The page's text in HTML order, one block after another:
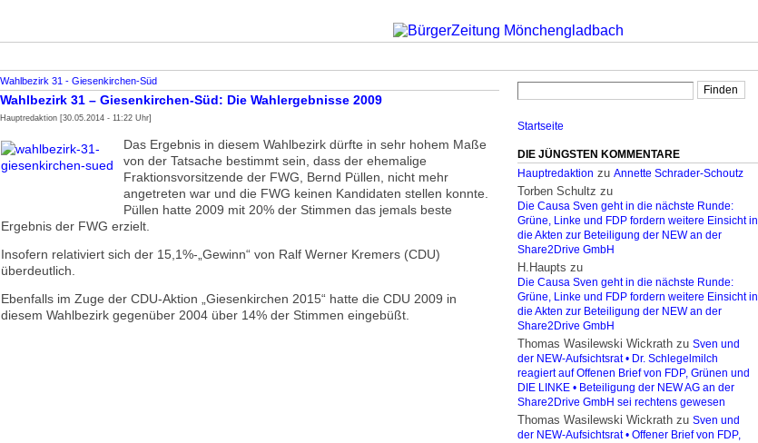
Wahlbezirk 31 - Giesenkirchen-Süd
Wahlbezirk 31 – Giesenkirchen-Süd: Die Wahlergebnisse 2009
Hauptredaktion [30.05.2014 - 11:22 Uhr]
Das Ergebnis in diesem Wahlbezirk dürfte in sehr hohem Maße
von der Tatsache bestimmt sein, dass der ehemalige
Fraktionsvorsitzende der FWG, Bernd Püllen, nicht mehr
angetreten war und die FWG keinen Kandidaten stellen konnte.
Püllen hatte 2009 mit 20% der Stimmen das jemals beste
Ergebnis der FWG erzielt.
Insofern relativiert sich der 15,1%-„Gewinn“ von Ralf Werner Kremers (CDU)
überdeutlich.
Ebenfalls im Zuge der CDU-Aktion „Giesenkirchen 2015“ hatte die CDU 2009 in
diesem Wahlbezirk gegenüber 2004 über 14% der Stimmen eingebüßt.
Startseite
DIE JÜNGSTEN KOMMENTARE
Hauptredaktion zu Annette Schrader-Schoutz
Torben Schultz zu
Die Causa Sven geht in die nächste Runde:
Grüne, Linke und FDP fordern weitere Einsicht in
die Akten zur Beteiligung der NEW an der
Share2Drive GmbH
H.Haupts zu
Die Causa Sven geht in die nächste Runde:
Grüne, Linke und FDP fordern weitere Einsicht in
die Akten zur Beteiligung der NEW an der
Share2Drive GmbH
Thomas Wasilewski Wickrath zu Sven und
der NEW-Aufsichtsrat • Dr. Schlegelmilch
reagiert auf Offenen Brief von FDP, Grünen und
DIE LINKE • Beteiligung der NEW AG an der
Share2Drive GmbH sei rechtens gewesen
Thomas Wasilewski Wickrath zu Sven und
der NEW-Aufsichtsrat • Offener Brief von FDP,